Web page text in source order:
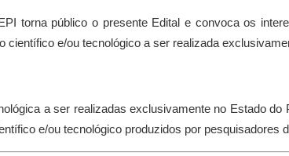
torna público o presente Edital e convoca os
e/ou tecnológico a ser realizada
a ser realizadas exclusivamente no Estado
e/ou tecnológico produzidos por pesquisadores